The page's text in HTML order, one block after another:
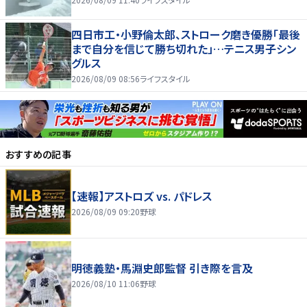
四日市工・小野倫太郎、ストローク磨き優勝「最後
まで自分を信じて勝ち切れた」…テニス男子シン
グルス
2026/08/09 08:56ライフスタイル
おすすめの記事
【速報】アストロズ vs. パドレス
2026/08/09 09:20野球
明徳義塾・馬淵史郎監督 引き際を言及
2026/08/10 11:06野球